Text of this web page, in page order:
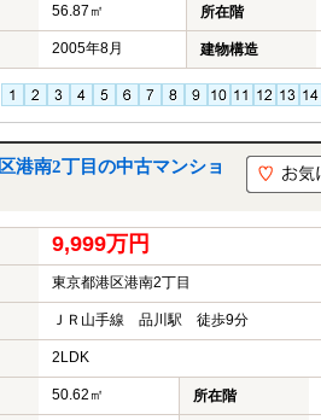
56.87㎡ 所在階
2005年8月 建物構造
港南2丁目の中古マンショ
9,999万円
東京都港区港南2丁目
ＪＲ山手線 品川駅 徒歩9分
2LDK
50.62㎡ 所在階